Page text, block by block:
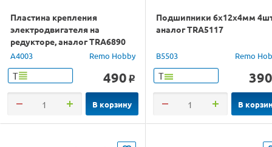
Пластина крепления
электродвигателя на
редукторе, аналог TRA6890
A4003 Remo Hobby
Т 490 o
В корзину
Подшипники 6x12x4мм
аналог TRA5117
B5503 Remo
Т 390
В